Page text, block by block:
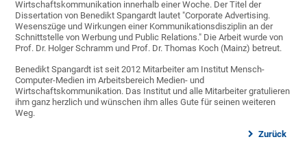
Wirtschaftskommunikation innerhalb einer Woche. Der Titel der
Dissertation von Benedikt Spangardt lautet "Corporate Advertising.
Wesenszüge und Wirkungen einer Kommunikationsdisziplin an der
Schnittstelle von Werbung und Public Relations." Die Arbeit wurde von
Prof. Dr. Holger Schramm und Prof. Dr. Thomas Koch (Mainz) betreut.
Benedikt Spangardt ist seit 2012 Mitarbeiter am Institut Mensch-
Computer-Medien im Arbeitsbereich Medien- und
Wirtschaftskommunikation. Das Institut und alle Mitarbeiter gratulieren
ihm ganz herzlich und wünschen ihm alles Gute für seinen weiteren
Weg.
Zurück